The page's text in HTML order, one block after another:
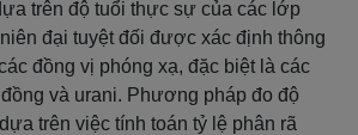
trên độ tuổi thực sự của các lớp
đại tuyệt đối được xác định thông
đồng vị phóng xạ, đặc biệt là các
và urani. Phương pháp đo độ
trên việc tính toán tỷ lệ phân rã